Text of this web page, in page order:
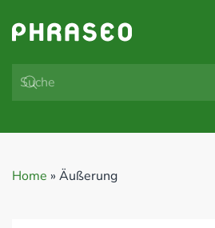
Zum Hauptinhalt springen
Home » Äußerung